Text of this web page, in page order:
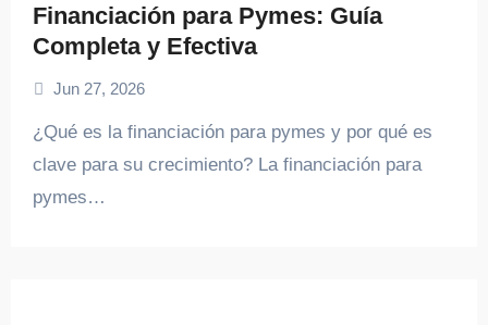
Financiación para Pymes: Guía
Completa y Efectiva
Jun 27, 2026
¿Qué es la financiación para pymes y por qué es
clave para su crecimiento? La financiación para
pymes…